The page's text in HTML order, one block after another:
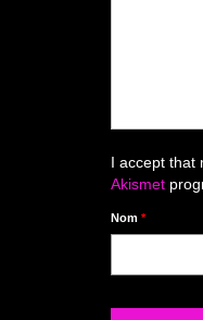
I accept that
Akismet
Nom *